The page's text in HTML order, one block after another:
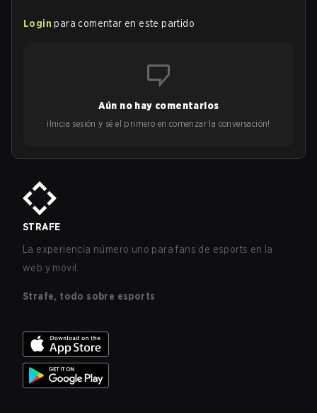
Login para comentar en este partido
Aún no hay comentarios
¡Inicia sesión y sé el primero en comenzar la conversación!
STRAFE
La experiencia número uno para fans de esports en la
web y móvil.
Strafe, todo sobre esports